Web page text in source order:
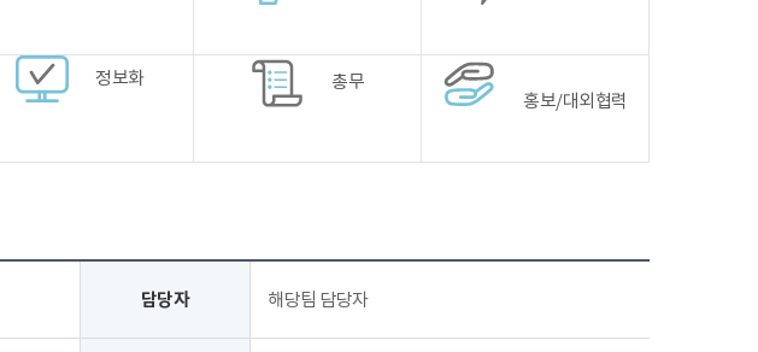
정보화 총무
홍보/대외협력
담당자 해당팀 담당자